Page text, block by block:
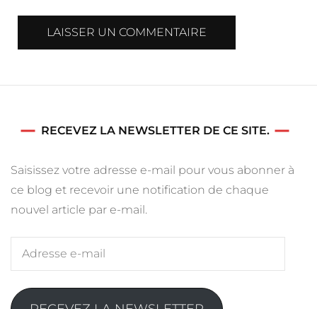
RECEVEZ LA NEWSLETTER DE CE SITE.
Saisissez votre adresse e-mail pour vous abonner à
ce blog et recevoir une notification de chaque
nouvel article par e-mail.
mail